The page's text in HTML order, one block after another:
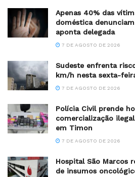
Apenas 40% das
doméstica
aponta delegada
7 DE AGOSTO DE 2026
Sudeste enfrenta
km/h nesta sexta-
7 DE AGOSTO DE 2026
Polícia Civil prende
comercialização
em Timon
7 DE AGOSTO DE 2026
Hospital São Marcos
de insumos